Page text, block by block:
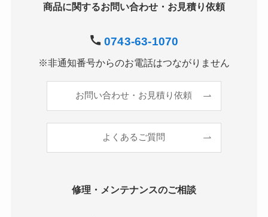
商品に関するお問い合わせ・お見積り依頼
0743-63-1070
※非通知番号からのお電話はつながりません
お問い合わせ・お見積り依頼
よくあるご質問
修理・メンテナンスのご相談